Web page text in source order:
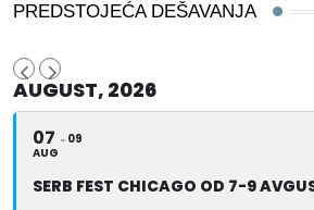
PREDSTOJEĆA DEŠAVANJA
AUGUST, 2026
07
AUG
09
SERB FEST CHICAGO OD 7-9